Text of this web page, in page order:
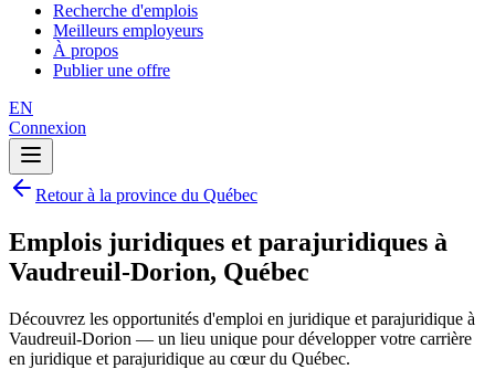
Recherche d'emplois
Meilleurs employeurs
À propos
Publier une offre
EN
Connexion
Retour à la province du Québec
Emplois juridiques et parajuridiques à
Vaudreuil-Dorion, Québec
Découvrez les opportunités d'emploi en juridique et parajuridique à
Vaudreuil-Dorion — un lieu unique pour développer votre carrière
en juridique et parajuridique au cœur du Québec.